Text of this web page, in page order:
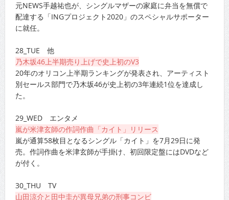
元NEWS手越祐也が、シングルマザーの家庭に弁当を無償で
配達する「INGプロジェクト2020」のスペシャルサポーター
に就任。
28_TUE 他
乃木坂46上半期売り上げで史上初のV3
20年のオリコン上半期ランキングが発表され、アーティスト
別セールス部門で乃木坂46が史上初の3年連続1位を達成し
た。
29_WED エンタメ
嵐が米津玄師の作詞作曲「カイト」リリース
嵐が通算58枚目となるシングル「カイト」を7月29日に発
売。作詞作曲を米津玄師が手掛け、初回限定盤にはDVDなど
が付く。
30_THU TV
山田涼介と田中圭が異母兄弟の刑事コンビ